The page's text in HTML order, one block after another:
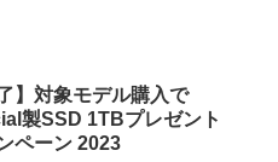
】対象モデル購入で
製SSD 1TBプレゼント
ペーン 2023